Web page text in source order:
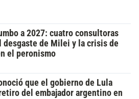
a 2027: cuatro consultoras
desgaste de Milei y la crisis de
el peronismo
que el gobierno de Lula
del embajador argentino en